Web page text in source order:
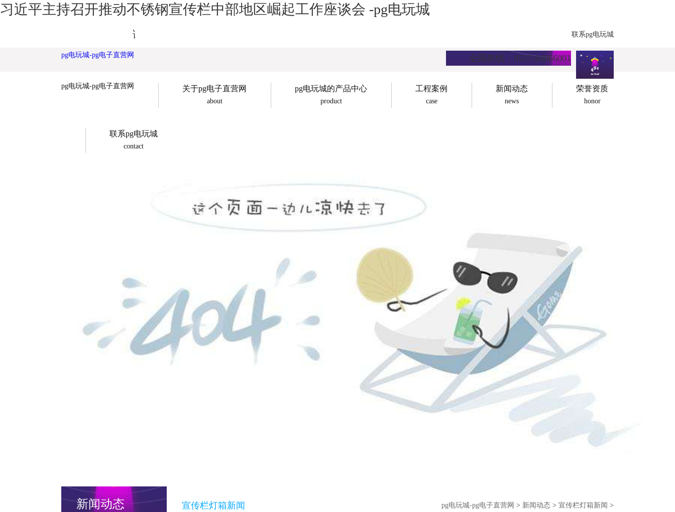
习近平主持召开推动不锈钢宣传栏中部地区崛起工作座谈会 -pg电玩城
诚展广告欢迎您 联系pg电玩城
pg电玩城-pg电子直营网 全国热线：0527-84866001
pg电玩城-pg电子直营网 关于pg电子直营网
about
pg电玩城的产品中心
product
工程案例
case
新闻动态
news
荣誉资质
honor
联系pg电玩城
contact
新闻动态 宣传栏灯箱新闻 pg电玩城-pg电子直营网 > 新闻动态 > 宣传栏灯箱新闻 >